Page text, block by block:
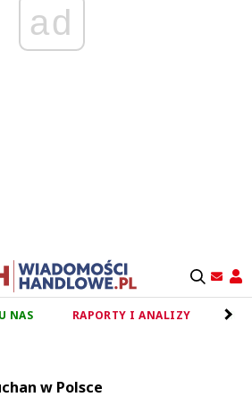
ad
NAS RAPORTY I ANALIZY
w Polsce